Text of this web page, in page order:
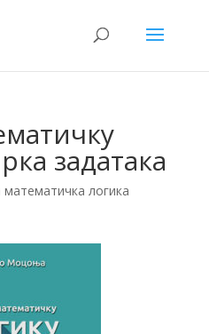
задатака
математичка логика